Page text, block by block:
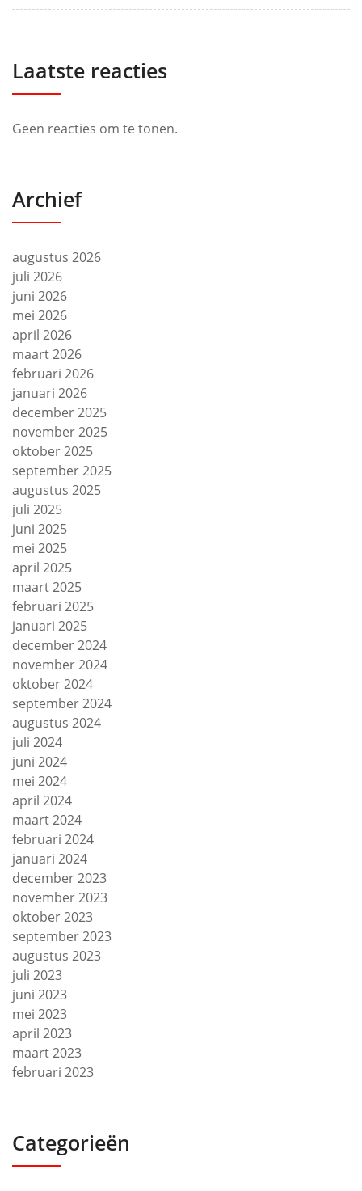
Laatste reacties
Geen reacties om te tonen.
Archief
augustus 2026
juli 2026
juni 2026
mei 2026
april 2026
maart 2026
februari 2026
januari 2026
december 2025
november 2025
oktober 2025
september 2025
augustus 2025
juli 2025
juni 2025
mei 2025
april 2025
maart 2025
februari 2025
januari 2025
december 2024
november 2024
oktober 2024
september 2024
augustus 2024
juli 2024
juni 2024
mei 2024
april 2024
maart 2024
februari 2024
januari 2024
december 2023
november 2023
oktober 2023
september 2023
augustus 2023
juli 2023
juni 2023
mei 2023
april 2023
maart 2023
februari 2023
Categorieën